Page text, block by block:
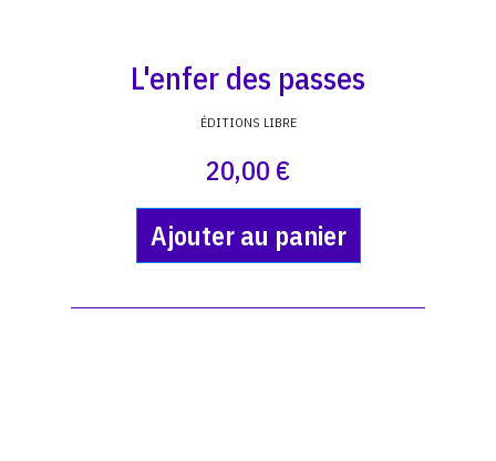
L'enfer des passes
ÉDITIONS LIBRE
20,00 €
Ajouter au panier